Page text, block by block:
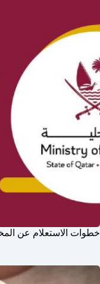
خطوات الاستعلام عن